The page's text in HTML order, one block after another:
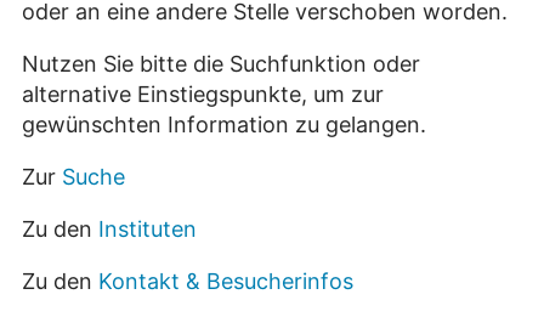
oder an eine andere Stelle verschoben worden.
Nutzen Sie bitte die Suchfunktion oder
alternative Einstiegspunkte, um zur
gewünschten Information zu gelangen.
Zur Suche
Zu den Instituten
Zu den Kontakt & Besucherinfos